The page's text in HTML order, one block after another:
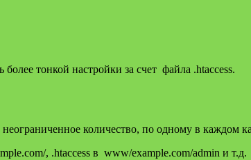
тонкой настройки за счет файла .htaccess.
количество, по одному в каждом
, .htaccess в www/example.com/admin и т.д.